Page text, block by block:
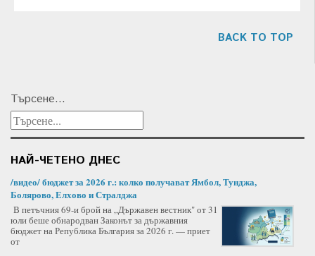
BACK TO TOP
Търсене...
НАЙ-ЧЕТЕНО ДНЕС
/видео/ бюджет за 2026 г.: колко получават Ямбол, Тунджа,
Болярово, Елхово и Стралджа
В петъчния 69-и брой на „Държавен вестник" от 31
юли беше обнародван Законът за държавния
бюджет на Република България за 2026 г. — приет
от